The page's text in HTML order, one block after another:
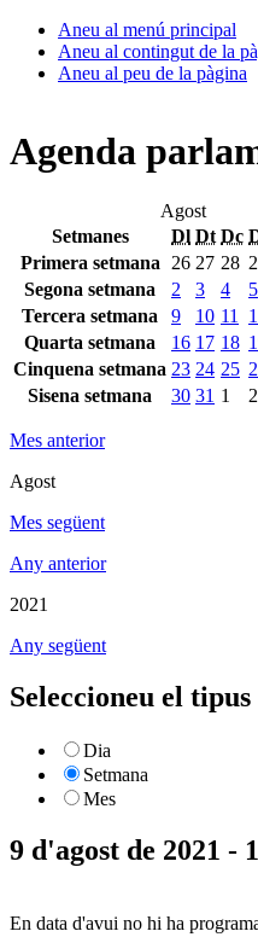
Aneu al menú principal
Aneu al contingut de la
Aneu al peu de la pàgina
Agenda
Agost
Setmanes
Dl Dt Dc
Primera setmana
26 27 28
Segona setmana
2 3 4 5
Tercera setmana
9 10 11
Quarta setmana
16 17 18
Cinquena setmana 23 24 25
Sisena setmana
30 31 1 2
Mes anterior
Agost
Mes següent
Any anterior
2021
Any següent
Seleccioneu el
Dia
Setmana
Mes
9 d'agost de 2021 -
En data d'avui no hi ha